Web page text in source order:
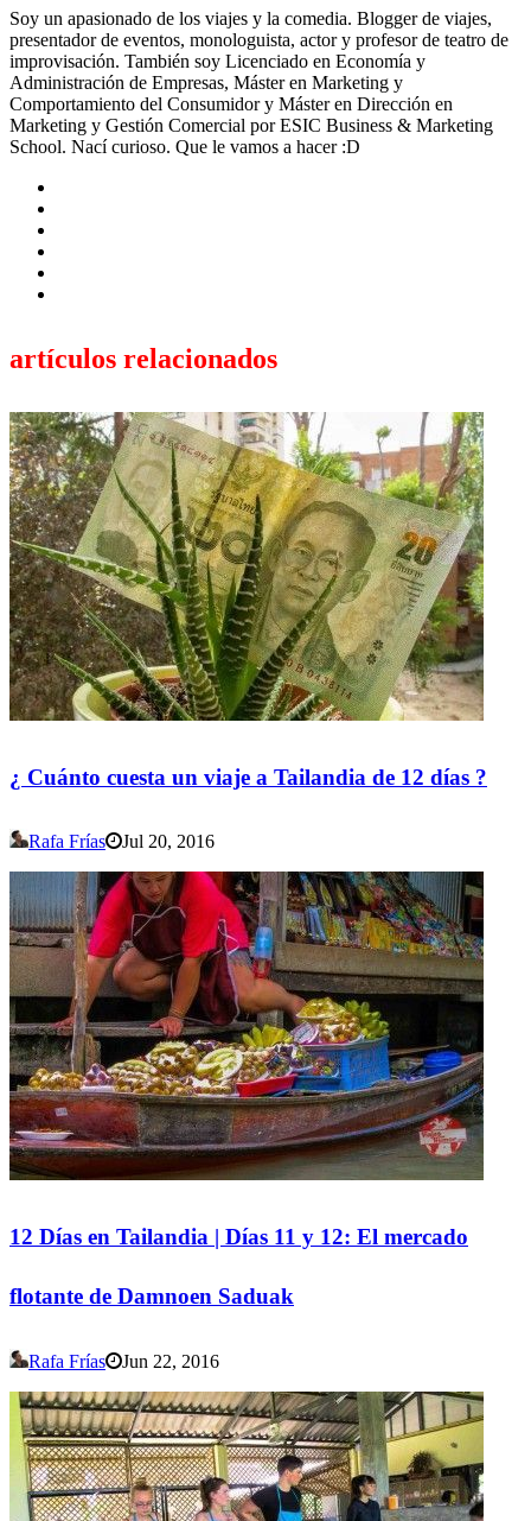
Soy un apasionado de los viajes y la comedia. Blogger de viajes,
presentador de eventos, monologuista, actor y profesor de teatro de
improvisación. También soy Licenciado en Economía y
Administración de Empresas, Máster en Marketing y
Comportamiento del Consumidor y Máster en Dirección en
Marketing y Gestión Comercial por ESIC Business & Marketing
School. Nací curioso. Que le vamos a hacer :D
artículos relacionados
¿ Cuánto cuesta un viaje a Tailandia de 12 días ?
Rafa Frías Jul 20, 2016
12 Días en Tailandia | Días 11 y 12: El mercado
flotante de Damnoen Saduak
Rafa Frías Jun 22, 2016